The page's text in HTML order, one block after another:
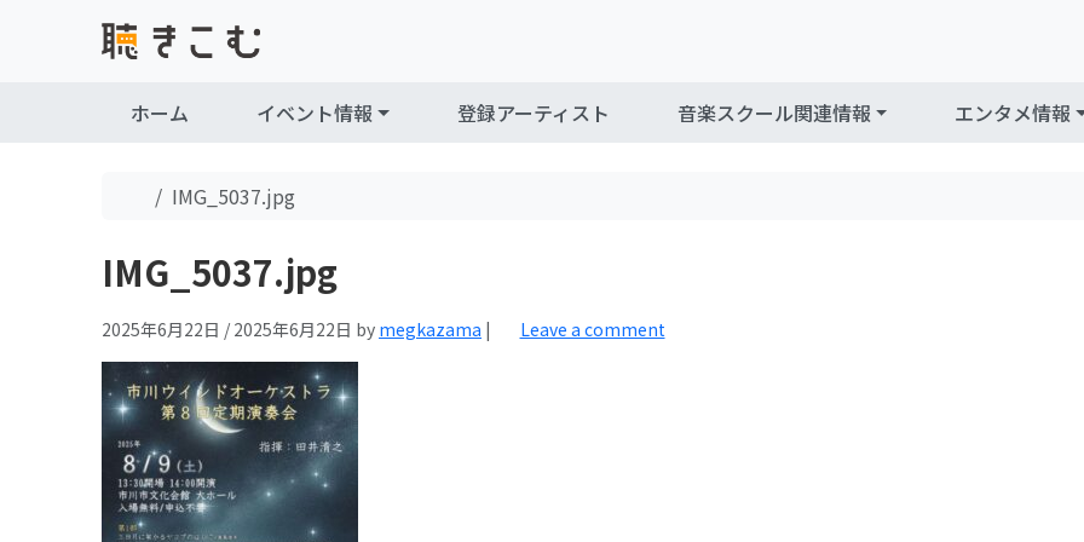
ホーム イベント情報 登録アーティスト 音楽スクール関連情報 エンタメ情報
Home
IMG_5037.jpg
IMG_5037.jpg
2025年6月22日 / 2025年6月22日 by megkazama | Leave a comment